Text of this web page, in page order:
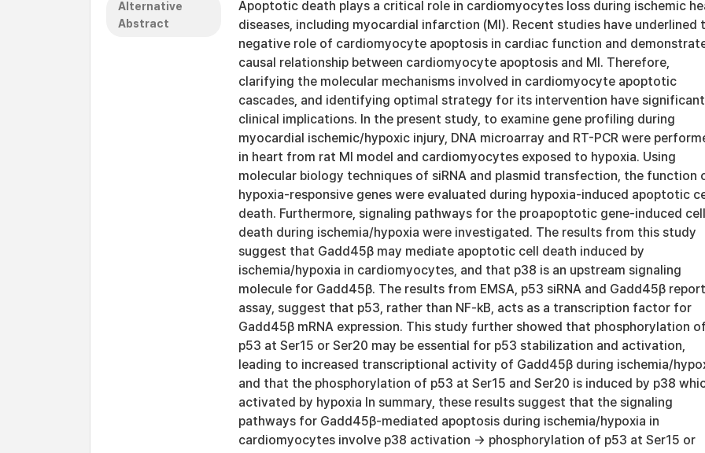
Alternative
Abstract
Apoptotic death plays a critical role in cardiomyocytes loss during ischemic
diseases, including myocardial infarction (MI). Recent studies have underlined
negative role of cardiomyocyte apoptosis in cardiac function and
causal relationship between cardiomyocyte apoptosis and MI. Therefore,
clarifying the molecular mechanisms involved in cardiomyocyte apoptotic
cascades, and identifying optimal strategy for its intervention have significant
clinical implications. In the present study, to examine gene profiling during
myocardial ischemic/hypoxic injury, DNA microarray and RT-PCR were
in heart from rat MI model and cardiomyocytes exposed to hypoxia. Using
molecular biology techniques of siRNA and plasmid transfection, the function
hypoxia-responsive genes were evaluated during hypoxia-induced apoptotic
death. Furthermore, signaling pathways for the proapoptotic gene-induced cell
death during ischemia/hypoxia were investigated. The results from this study
suggest that Gadd45β may mediate apoptotic cell death induced by
ischemia/hypoxia in cardiomyocytes, and that p38 is an upstream signaling
molecule for Gadd45β. The results from EMSA, p53 siRNA and Gadd45β
assay, suggest that p53, rather than NF-kB, acts as a transcription factor for
Gadd45β mRNA expression. This study further showed that phosphorylation of
p53 at Ser15 or Ser20 may be essential for p53 stabilization and activation,
leading to increased transcriptional activity of Gadd45β during ischemia/
and that the phosphorylation of p53 at Ser15 and Ser20 is induced by p38
activated by hypoxia In summary, these results suggest that the signaling
pathways for Gadd45β-mediated apoptosis during ischemia/hypoxia in
cardiomyocytes involve p38 activation → phosphorylation of p53 at Ser15 or